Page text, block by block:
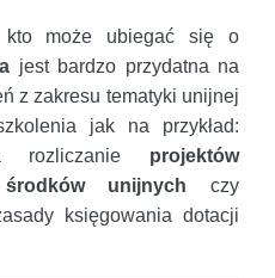
może ubiegać się o
jest bardzo przydatna na
z zakresu tematyki unijnej
jak na przykład:
rozliczanie projektów
unijnych czy
księgowania dotacji